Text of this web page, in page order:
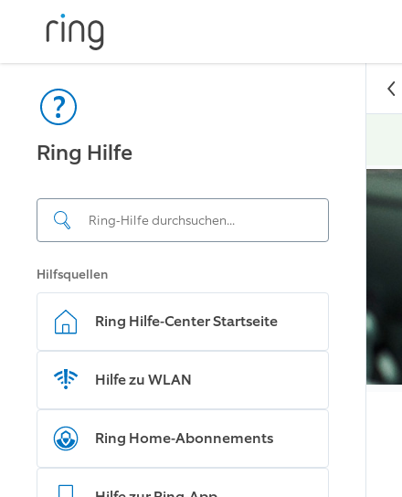
Ring Hilfe
Hilfsquellen
Ring Hilfe-Center Startseite
Hilfe zu WLAN
Ring Home-Abonnements